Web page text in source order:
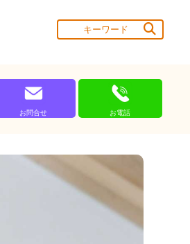
お問合せ お電話